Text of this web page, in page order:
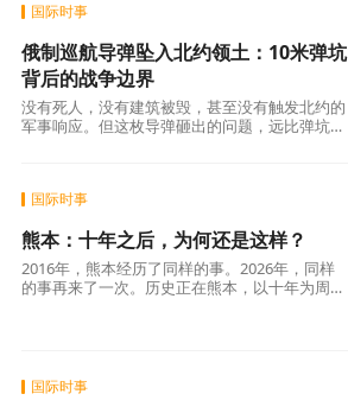
国际时事
俄制巡航导弹坠入北约领土：10米弹坑
背后的战争边界
没有死人，没有建筑被毁，甚至没有触发北约的
军事响应。但这枚导弹砸出的问题，远比弹坑更
国际时事
熊本：十年之后，为何还是这样？
2016年，熊本经历了同样的事。2026年，同样
的事再来了一次。历史正在熊本，以十年为周期
国际时事